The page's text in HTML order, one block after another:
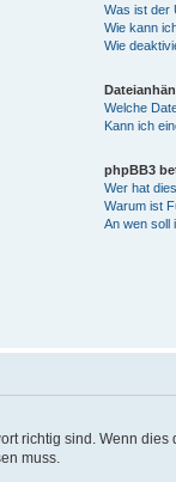
Was ist der
Wie kann
Wie
Welche
Kann ich
phpBB3
Wer hat
Warum ist
An wen soll
richtig sind. Wenn
muss.